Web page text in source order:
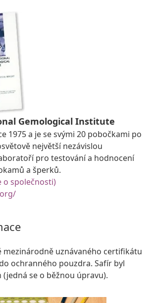
Gemological Institute
1975 a je se svými 20 pobočkami po
největší nezávislou
pro testování a hodnocení
a šperků.
o společnosti)
mezinárodně uznávaného certifikátu
ochranného pouzdra. Safír byl
se o běžnou úpravu).